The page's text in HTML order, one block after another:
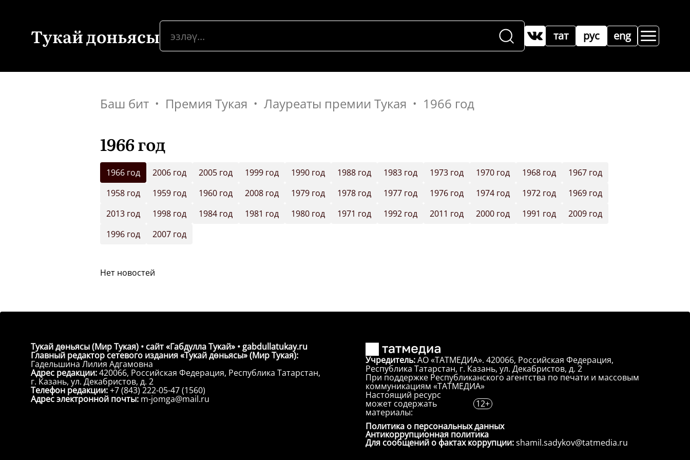
Тукай доньясы рус
тат eng
Баш бит Премия Тукая Лауреаты премии Тукая 1966 год
1966 год
1966 год 2006 год 2005 год 1999 год 1990 год 1988 год 1983 год 1973 год 1970 год 1968 год
1967 год
1958 год
1959 год 1960 год 2008 год 1979 год 1978 год 1977 год 1976 год 1974 год 1972 год
1969 год
2013 год
1998 год 1984 год 1981 год 1980 год 1971 год 1992 год 2011 год 2000 год 1991 год
2009 год
1996 год
2007 год
Нет новостей
Тукай дөньясы (Мир Тукая) • сайт «Габдулла Тукай» • gabdullatukay.ru
Главный редактор сетевого издания «Тукай дөньясы» (Мир Тукая):
Гадельшина Лилия Адгамовна
Адрес редакции:420066, Российская Федерация, Республика Татарстан,
г. Казань, ул. Декабристов, д. 2
Телефон редакции:+7 (843) 222-05-47 (1560)
Адрес электронной почты: m-jomga@mail.ru
Политика о персональных данных
Антикоррупционная политика
Для сообщений о фактах коррупции:shamil.sadykov@tatmedia.ru
Учредитель:АО «ТАТМЕДИА». 420066, Российская Федерация,
Республика Татарстан, г. Казань, ул. Декабристов, д. 2
При поддержке Республиканского агентства по печати и массовым
коммуникациям «ТАТМЕДИА»
Настоящий ресурс
может содержать
материалы:
12+